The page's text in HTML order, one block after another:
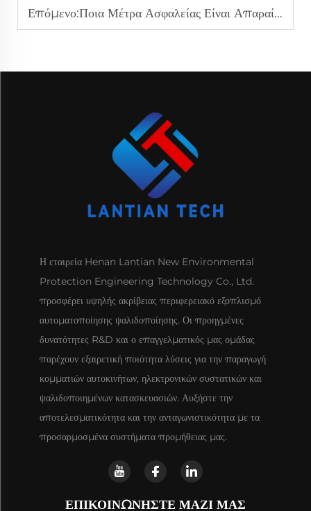
Επόμενο:Ποια Μέτρα Ασφαλείας Είναι Απαραίτητα στις Γραμμές Παραγωγής Ξετυλίγματος και Διάτρησης;
Η εταιρεία Henan Lantian New Environmental
Protection Engineering Technology Co., Ltd.
προσφέρει υψηλής ακρίβειας περιφερειακό εξοπλισμό
αυτοματοποίησης ψαλιδοποίησης. Οι προηγμένες
δυνατότητες R&D και ο επαγγελματικός μας ομάδας
παρέχουν εξαιρετική ποιότητα λύσεις για την παραγωγή
κομματιών αυτοκινήτων, ηλεκτρονικών συστατικών και
ψαλιδοποιημένων κατασκευασιών. Αυξήστε την
αποτελεσματικότητα και την ανταγωνιστικότητα με τα
προσαρμοσμένα συστήματα προμήθειας μας.
ΕΠΙΚΟΙΝΩΝΉΣΤΕ ΜΑΖΊ ΜΑΣ